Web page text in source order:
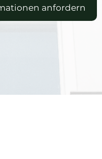
anfordern